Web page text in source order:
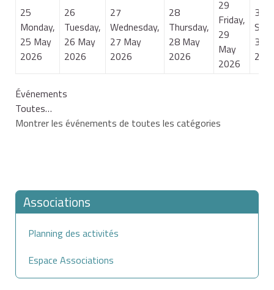
25
Monday,
25 May
2026
26
Tuesday,
26 May
2026
27
Wednesday,
27 May
2026
28
Thursday,
28 May
2026
29
Friday,
29
May
2026
30
30
Événements
Toutes…
Montrer les événements de toutes les catégories
Associations
Planning des activités
Espace Associations